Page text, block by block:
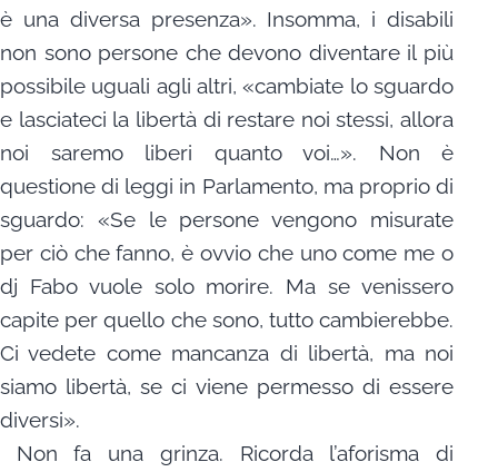
è una diversa presenza». Insomma, i disabili
non sono persone che devono diventare il più
possibile uguali agli altri, «cambiate lo sguardo
e lasciateci la libertà di restare noi stessi, allora
noi saremo liberi quanto voi…». Non è
questione di leggi in Parlamento, ma proprio di
sguardo: «Se le persone vengono misurate
per ciò che fanno, è ovvio che uno come me o
dj Fabo vuole solo morire. Ma se venissero
capite per quello che sono, tutto cambierebbe.
Ci vedete come mancanza di libertà, ma noi
siamo libertà, se ci viene permesso di essere
diversi».
Non fa una grinza. Ricorda l’aforisma di